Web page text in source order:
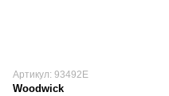
Артикул: 93492E
Woodwick